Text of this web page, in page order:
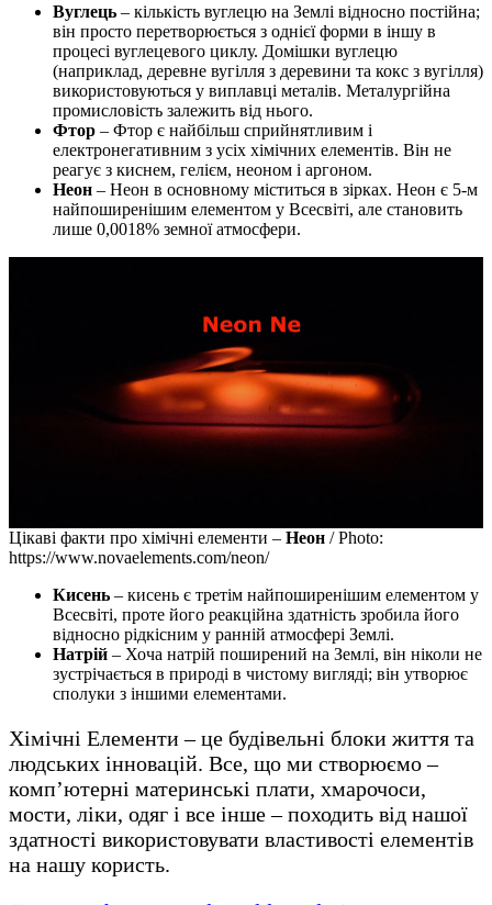
Вуглець – кількість вуглецю на Землі відносно постійна;
він просто перетворюється з однієї форми в іншу в
процесі вуглецевого циклу. Домішки вуглецю
(наприклад, деревне вугілля з деревини та кокс з вугілля)
використовуються у виплавці металів. Металургійна
промисловість залежить від нього.
Фтор – Фтор є найбільш сприйнятливим і
електронегативним з усіх хімічних елементів. Він не
реагує з киснем, гелієм, неоном і аргоном.
Неон – Неон в основному міститься в зірках. Неон є 5-м
найпоширенішим елементом у Всесвіті, але становить
лише 0,0018% земної атмосфери.
Цікаві факти про хімічні елементи – Неон / Photo:
https://www.novaelements.com/neon/
Кисень – кисень є третім найпоширенішим елементом у
Всесвіті, проте його реакційна здатність зробила його
відносно рідкісним у ранній атмосфері Землі.
Натрій – Хоча натрій поширений на Землі, він ніколи не
зустрічається в природі в чистому вигляді; він утворює
сполуки з іншими елементами.
Хімічні Елементи – це будівельні блоки життя та
людських інновацій. Все, що ми створюємо –
комп’ютерні материнські плати, хмарочоси,
мости, ліки, одяг і все інше – походить від нашої
здатності використовувати властивості елементів
на нашу користь.